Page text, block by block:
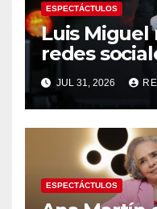
ESPECTÁCTULOS
Luis Miguel
redes
sus
de salud
JUL 31, 2026
ESPECTÁCTULOS